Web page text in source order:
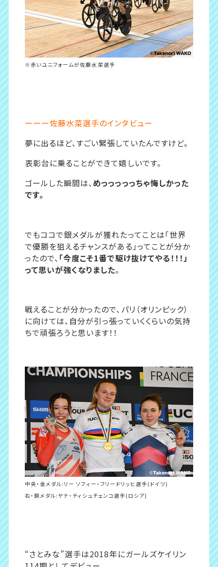
※赤いユニフォームが佐藤水菜選手
ーーー佐藤水菜選手のインタビュー
夢に出るほど、すごい緊張していたんですけど。
表彰台に乗ることができて嬉しいです。
ゴールした瞬間は、めっっっっっちゃ悔しかった
です。
でもココで銀メダルが獲れたってことは「世界
で優勝を狙えるチャンスがある」ってことが分か
ったので、 「今度こそ1番で駆け抜けてやる！！！」
って思いが強くなりました。
戦えることが分かったので、パリ（オリンピック）
に向けては、自分が引っ張っていくくらいの気持
ちで頑張ろうと思います！！
中央・金メダル:リー ソフィー・フリードリッヒ選手(ドイツ)
右・銅メダル:ヤナ・ティシュチェンコ選手(ロシア)
“さとみな”選手は2018年にガールズケイリン